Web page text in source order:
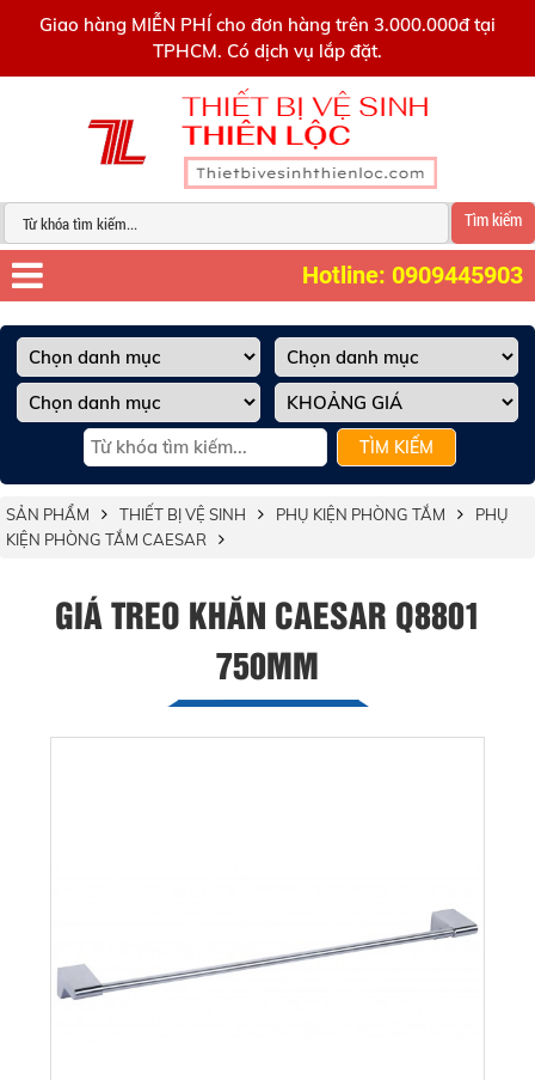
Giao hàng MIỄN PHÍ cho đơn hàng trên 3.000.000đ tại
TPHCM. Có dịch vụ lắp đặt.
Tìm kiếm
Hotline: 0909445903
TÌM KIẾM
SẢN PHẨM THIẾT BỊ VỆ SINH PHỤ KIỆN PHÒNG TẮM
PHỤ
KIỆN PHÒNG TẮM CAESAR
GIÁ TREO KHĂN CAESAR Q8801
750MM
0909445903